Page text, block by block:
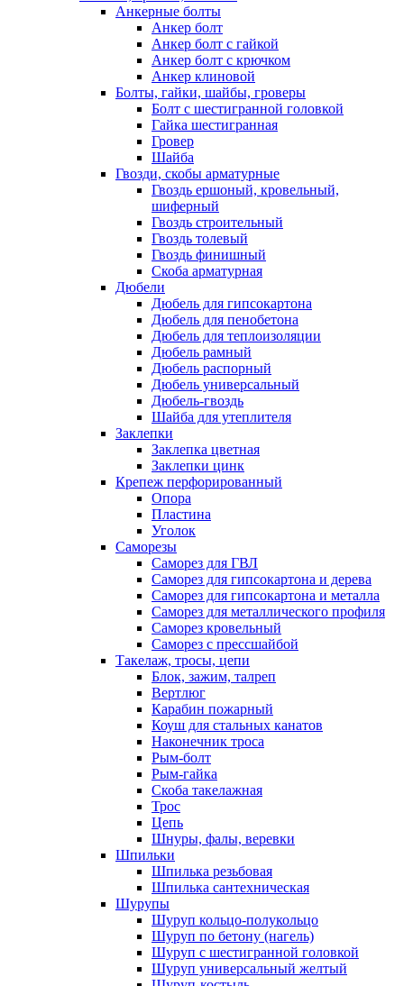
Анкерные болты
Анкер болт
Анкер болт с гайкой
Анкер болт с крючком
Анкер клиновой
Болты, гайки, шайбы, гроверы
Болт c шестигранной головкой
Гайка шестигранная
Гровер
Шайба
Гвозди, скобы арматурные
Гвоздь ершоный, кровельный,
шиферный
Гвоздь строительный
Гвоздь толевый
Гвоздь финишный
Скоба арматурная
Дюбели
Дюбель для гипсокартона
Дюбель для пенобетона
Дюбель для теплоизоляции
Дюбель рамный
Дюбель распорный
Дюбель универсальный
Дюбель-гвоздь
Шайба для утеплителя
Заклепки
Заклепка цветная
Заклепки цинк
Крепеж перфорированный
Опора
Пластина
Уголок
Саморезы
Саморез для ГВЛ
Саморез для гипсокартона и дерева
Саморез для гипсокартона и металла
Саморез для металлического профиля
Саморез кровельный
Саморез с прессшайбой
Такелаж, тросы, цепи
Блок, зажим, талреп
Вертлюг
Карабин пожарный
Коуш для стальных канатов
Наконечник троса
Рым-болт
Рым-гайка
Скоба такелажная
Трос
Цепь
Шнуры, фалы, веревки
Шпильки
Шпилька резьбовая
Шпилька сантехническая
Шурупы
Шуруп кольцо-полукольцо
Шуруп по бетону (нагель)
Шуруп с шестигранной головкой
Шуруп универсальный желтый